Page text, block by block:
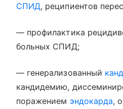
СПИД, реципиентов
— профилактика
больных СПИД;
— генерализованный
кандидемию,
поражением эндокарда,